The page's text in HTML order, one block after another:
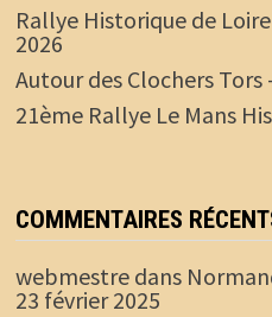
Rallye Historique de
2026
Autour des Clochers Tors
21ème Rallye Le Mans
COMMENTAIRES
webmestredans
23 février 2025